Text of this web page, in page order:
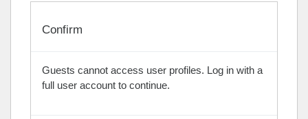
Confirm
Guests cannot access user profiles. Log in with a
full user account to continue.